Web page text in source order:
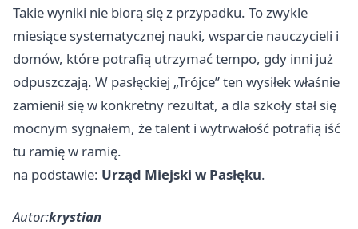
Takie wyniki nie biorą się z przypadku. To zwykle
miesiące systematycznej nauki, wsparcie nauczycieli i
domów, które potrafią utrzymać tempo, gdy inni już
odpuszczają. W pasłęckiej „Trójce” ten wysiłek właśnie
zamienił się w konkretny rezultat, a dla szkoły stał się
mocnym sygnałem, że talent i wytrwałość potrafią iść
tu ramię w ramię.
na podstawie: Urząd Miejski w Pasłęku.
Autor:krystian